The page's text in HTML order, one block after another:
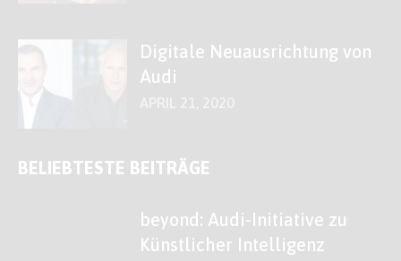
Digitale Neuausrichtung von
Audi
BELIEBTESTE BEITRÄGE
beyond: Audi-Initiative zu
Künstlicher Intelligenz